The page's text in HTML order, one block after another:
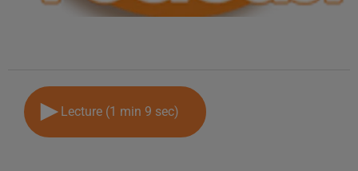
Lecture (1 min 9 sec)